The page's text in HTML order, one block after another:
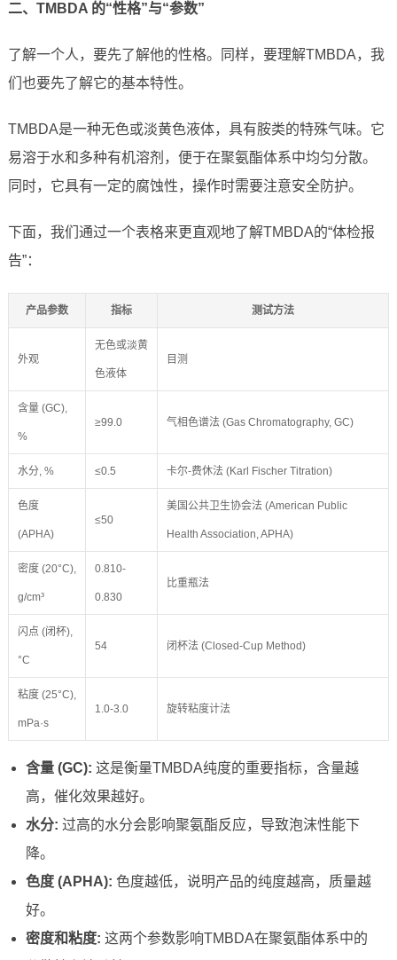
二、TMBDA 的“性格”与“参数”
了解一个人，要先了解他的性格。同样，要理解TMBDA，我
们也要先了解它的基本特性。
TMBDA是一种无色或淡黄色液体，具有胺类的特殊气味。它
易溶于水和多种有机溶剂，便于在聚氨酯体系中均匀分散。
同时，它具有一定的腐蚀性，操作时需要注意安全防护。
下面，我们通过一个表格来更直观地了解TMBDA的“体检报
告”：
产品参数 指标 测试方法
外观
无色或淡黄
色液体
目测
含量 (GC),
%
≥99.0 气相色谱法 (Gas Chromatography, GC)
水分, % ≤0.5 卡尔-费休法 (Karl Fischer Titration)
色度
(APHA)
≤50
美国公共卫生协会法 (American Public
Health Association, APHA)
密度 (20°C),
g/cm³
0.810-
0.830
比重瓶法
闪点 (闭杯),
°C
54 闭杯法 (Closed-Cup Method)
粘度 (25°C),
mPa·s
1.0-3.0 旋转粘度计法
含量 (GC): 这是衡量TMBDA纯度的重要指标，含量越
高，催化效果越好。
水分: 过高的水分会影响聚氨酯反应，导致泡沫性能下
降。
色度 (APHA): 色度越低，说明产品的纯度越高，质量越
好。
密度和粘度: 这两个参数影响TMBDA在聚氨酯体系中的